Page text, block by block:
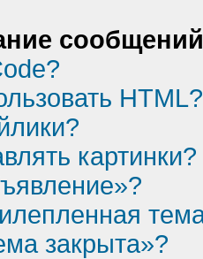
HTML?
картинки?
закрыта»?